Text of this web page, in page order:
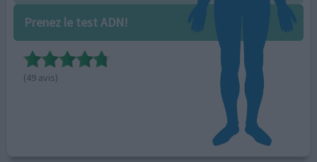
Prenez le test ADN!
(49 avis)